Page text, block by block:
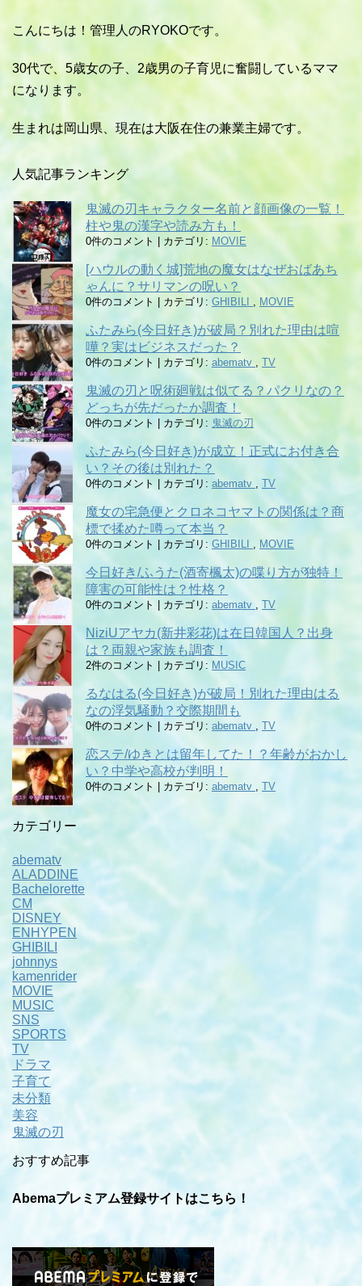
こんにちは！管理人のRYOKOです。
30代で、5歳女の子、2歳男の子育児に奮闘しているママ
になります。
生まれは岡山県、現在は大阪在住の兼業主婦です。
人気記事ランキング
鬼滅の刃キャラクター名前と顔画像の一覧！
柱や鬼の漢字や読み方も！
0件のコメント カテゴリ: MOVIE
[ハウルの動く城]荒地の魔女はなぜおばあち
ゃんに？サリマンの呪い？
0件のコメント カテゴリ: GHIBILI , MOVIE
ふたみら(今日好き)が破局？別れた理由は喧
嘩？実はビジネスだった？
0件のコメント カテゴリ: abematv , TV
鬼滅の刃と呪術廻戦は似てる？パクリなの？
どっちが先だったか調査！
0件のコメント カテゴリ: 鬼滅の刃
ふたみら(今日好き)が成立！正式にお付き合
い？その後は別れた？
0件のコメント カテゴリ: abematv , TV
魔女の宅急便とクロネコヤマトの関係は？商
標で揉めた噂って本当？
0件のコメント カテゴリ: GHIBILI , MOVIE
今日好き/ふうた(酒寄楓太)の喋り方が独特！
障害の可能性は？性格？
0件のコメント カテゴリ: abematv , TV
NiziUアヤカ(新井彩花)は在日韓国人？出身
は？両親や家族も調査！
2件のコメント カテゴリ: MUSIC
るなはる(今日好き)が破局！別れた理由はる
なの浮気騒動？交際期間も
0件のコメント カテゴリ: abematv , TV
恋ステ/ゆきとは留年してた！？年齢がおかし
い？中学や高校が判明！
0件のコメント カテゴリ: abematv , TV
カテゴリー
abematv
ALADDINE
Bachelorette
CM
DISNEY
ENHYPEN
GHIBILI
johnnys
kamenrider
MOVIE
MUSIC
SNS
SPORTS
TV
ドラマ
子育て
未分類
美容
鬼滅の刃
おすすめ記事
Abemaプレミアム登録サイトはこちら！